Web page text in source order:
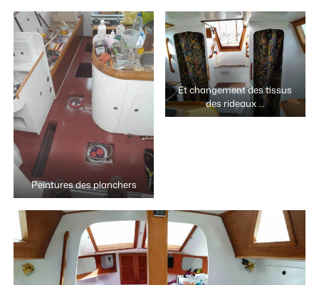
Peintures des planchers
Et changement des tissus
des rideaux …